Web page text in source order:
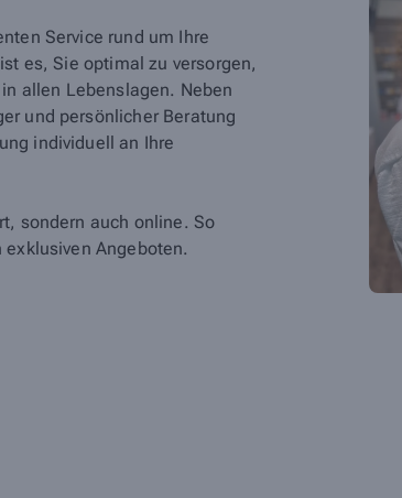
Service rund um Ihre
es, Sie optimal zu versorgen,
allen Lebenslagen. Neben
und persönlicher Beratung
individuell an Ihre
sondern auch online. So
Angeboten.